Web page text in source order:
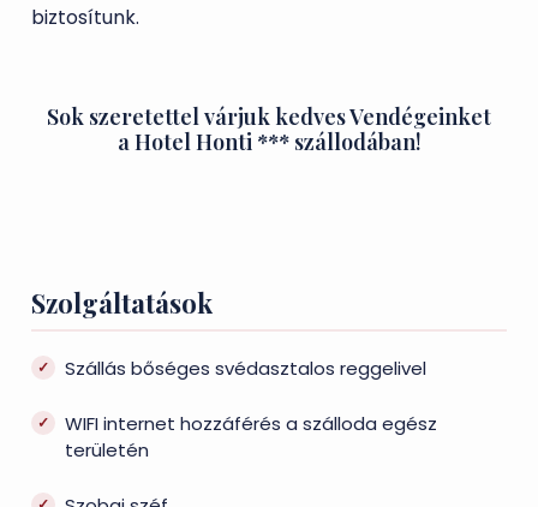
biztosítunk.
Sok szeretettel várjuk kedves Vendégeinket
a Hotel Honti *** szállodában!
Szolgáltatások
Szállás bőséges svédasztalos reggelivel
WIFI internet hozzáférés a szálloda egész
területén